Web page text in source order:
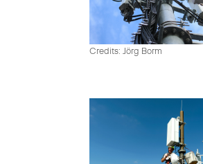
Credits: Jörg Borm